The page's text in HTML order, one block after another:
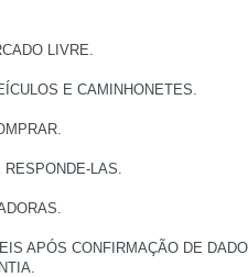
LIVRE.
E CAMINHONETES.
LAS.
APÓS CONFIRMAÇÃO DE